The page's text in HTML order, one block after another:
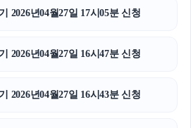
2026년04월27일 17시05분 신청
2026년04월27일 16시47분 신청
2026년04월27일 16시43분 신청